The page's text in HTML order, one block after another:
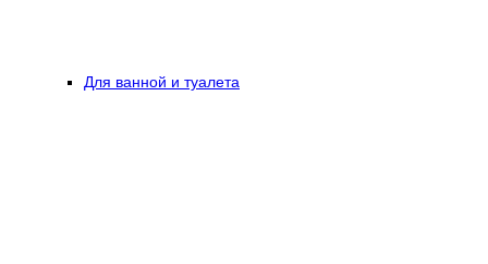
Для ванной и туалета